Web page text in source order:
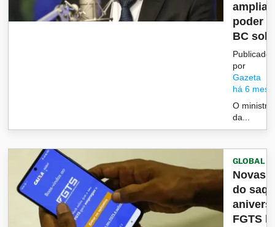
ampliar
poder
BC
Publicado
por
Gazeta
há 6
O ministro
da...
GLOBAL
Novas
do
FGTS